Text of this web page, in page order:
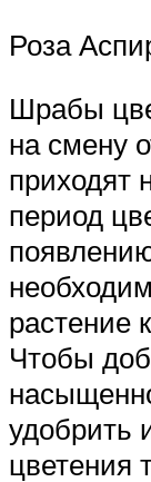
Роза
Шрабы
на смену
приходят
период
растение
Чтобы
удобрить
цветения